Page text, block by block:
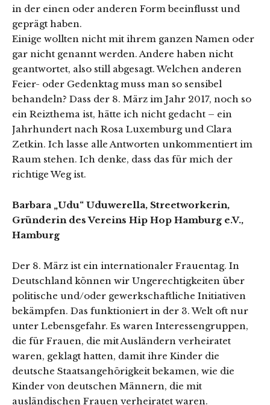
in der einen oder anderen Form beeinflusst und
geprägt haben.
Einige wollten nicht mit ihrem ganzen Namen oder
gar nicht genannt werden. Andere haben nicht
geantwortet, also still abgesagt. Welchen anderen
Feier- oder Gedenktag muss man so sensibel
behandeln? Dass der 8. März im Jahr 2017, noch so
ein Reizthema ist, hätte ich nicht gedacht – ein
Jahrhundert nach Rosa Luxemburg und Clara
Zetkin. Ich lasse alle Antworten unkommentiert im
Raum stehen. Ich denke, dass das für mich der
richtige Weg ist.
Barbara „Udu“ Uduwerella, Streetworkerin,
Gründerin des Vereins Hip Hop Hamburg e.V.,
Hamburg
Der 8. März ist ein internationaler Frauentag. In
Deutschland können wir Ungerechtigkeiten über
politische und/oder gewerkschaftliche Initiativen
bekämpfen. Das funktioniert in der 3. Welt oft nur
unter Lebensgefahr. Es waren Interessengruppen,
die für Frauen, die mit Ausländern verheiratet
waren, geklagt hatten, damit ihre Kinder die
deutsche Staatsangehörigkeit bekamen, wie die
Kinder von deutschen Männern, die mit
ausländischen Frauen verheiratet waren.